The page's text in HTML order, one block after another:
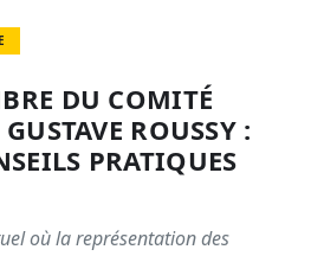
DU COMITÉ
ROUSSY :
PRATIQUES
où la représentation des